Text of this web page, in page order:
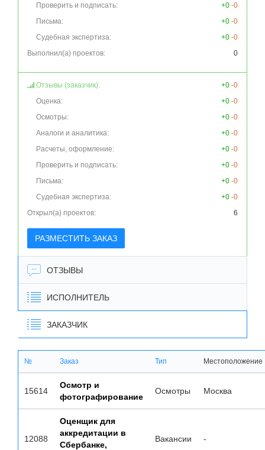
Проверить и подписать:
+0 -0
Письма:
+0 -0
Судебная экспертиза:
+0 -0
Выполнил(а) проектов:
0
Отзывы (заказчик): +0 -0
Оценка:
+0 -0
Осмотры:
+0 -0
Аналоги и аналитика:
+0 -0
Расчеты, оформление:
+0 -0
Проверить и подписать:
+0 -0
Письма:
+0 -0
Судебная экспертиза:
+0 -0
Открыл(а) проектов:
6
РАЗМЕСТИТЬ ЗАКАЗ
ОТЗЫВЫ
ИСПОЛНИТЕЛЬ
ЗАКАЗЧИК
№ Заказ Тип Местоположение
15614
Осмотр и
фотографирование
Осмотры Москва
12088
Оценщик для
аккредитации в
Сбербанке,
Вакансии -